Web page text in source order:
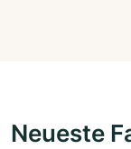
Neueste